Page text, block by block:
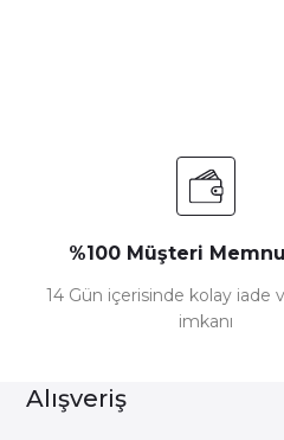
%100 Müşteri
14 Gün içerisinde kolay iade
imkanı
Alışveriş